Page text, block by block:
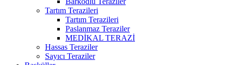
Tartım Terazileri
Tartım Terazileri
Paslanmaz Teraziler
MEDİKAL TERAZİ
Hassas Teraziler
Sayıcı Teraziler